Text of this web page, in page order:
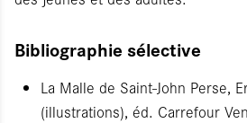
Bibliographie sélective
La Malle de Saint-John Perse,
(illustrations), éd. Carrefour